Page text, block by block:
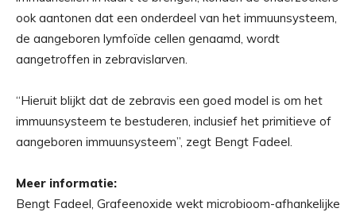
ook aantonen dat een onderdeel van het immuunsysteem,
de aangeboren lymfoïde cellen genaamd, wordt
aangetroffen in zebravislarven.
“Hieruit blijkt dat de zebravis een goed model is om het
immuunsysteem te bestuderen, inclusief het primitieve of
aangeboren immuunsysteem”, zegt Bengt Fadeel.
Meer informatie:
Bengt Fadeel, Grafeenoxide wekt microbioom-afhankelijke